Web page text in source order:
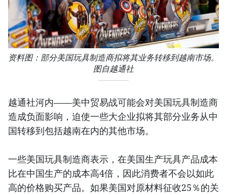
资料图：部分美国玩具制造商拟将其业务转移到越南市场。
图自越通社
越通社河内——美中贸易战可能会对美国玩具制造商
造成负面影响，迫使一些大企业拟将其部分业务从中
国转移到包括越南在内的其他市场。
一些美国玩具制造商表示，在美国生产玩具产品成本
比在中国生产的成本高4倍，因此消费者不会以如此
高的价格购买产品。如果美国对原材料征收25％的关